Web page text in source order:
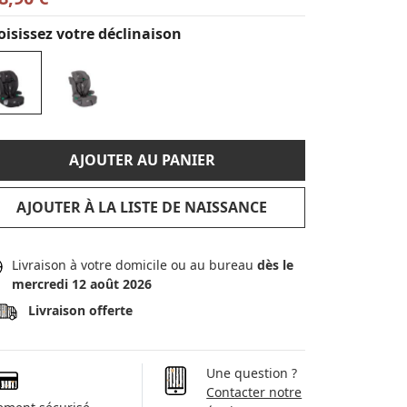
votre déclinaison
AJOUTER AU PANIER
AJOUTER À LA LISTE DE NAISSANCE
Livraison à votre domicile ou au bureaudès le
mercredi 12 août 2026
Livraison offerte
Une question ?
Contacter notre